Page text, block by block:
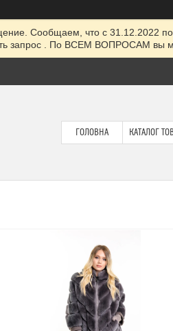
Сообщаем, что с 31.12.2022
запрос . По ВСЕМ ВОПРОСАМ вы
ГОЛОВНА КАТАЛОГ